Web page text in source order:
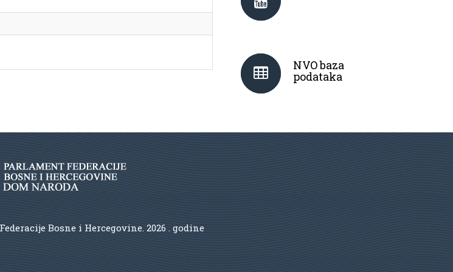
NVO baza
podataka
Bosne i Hercegovine.2026 . godine